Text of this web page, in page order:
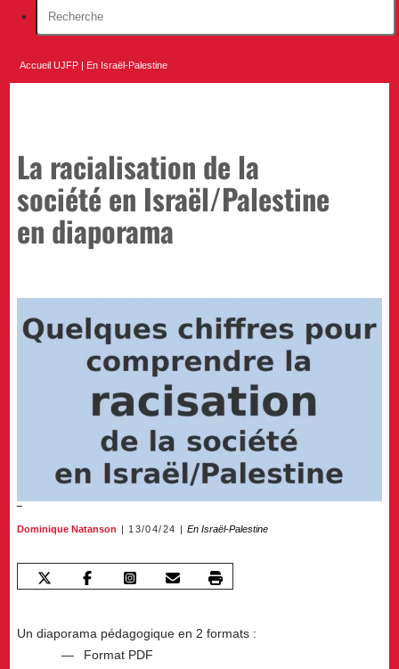
Accueil UJFP En Israël-Palestine
La racialisation de la
société en Israël/Palestine
en diaporama
Dominique Natanson 13/04/24 En Israël-Palestine
Un diaporama pédagogique en 2 formats :
Format PDF